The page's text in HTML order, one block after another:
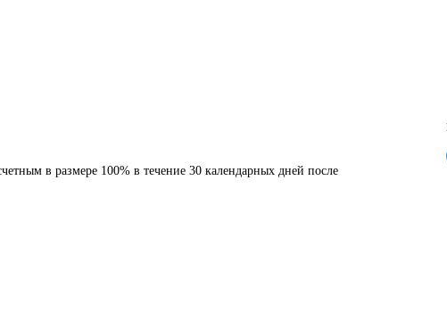
в размере 100% в течение 30 календарных дней после